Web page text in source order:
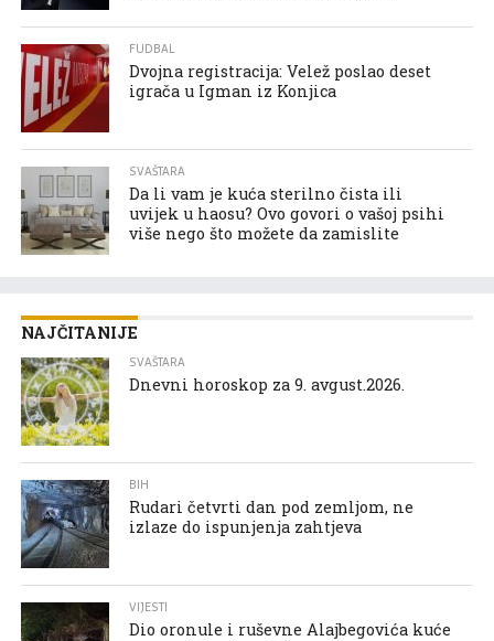
FUDBAL
Dvojna registracija: Velež poslao deset
igrača u Igman iz Konjica
SVAŠTARA
Da li vam je kuća sterilno čista ili
uvijek u haosu? Ovo govori o vašoj psihi
više nego što možete da zamislite
NAJČITANIJE
SVAŠTARA
Dnevni horoskop za 9. avgust.2026.
BIH
Rudari četvrti dan pod zemljom, ne
izlaze do ispunjenja zahtjeva
VIJESTI
Dio oronule i ruševne Alajbegovića kuće